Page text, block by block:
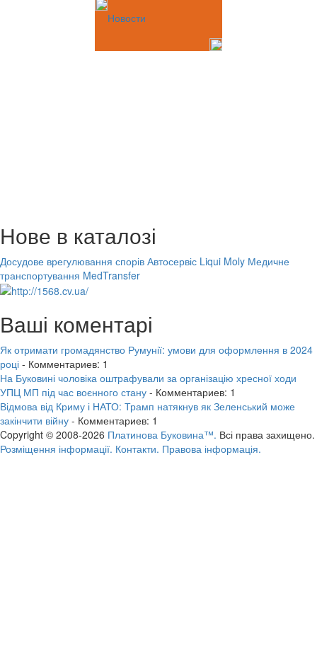
Новости
Нове в каталозі
Досудове врегулювання спорів Автосервіс Liqui Moly Медичне
транспортування MedTransfer
Ваші коментарі
Як отримати громадянство Румунії: умови для оформлення в 2024
році - Комментариев: 1
На Буковині чоловіка оштрафували за організацію хресної ходи
УПЦ МП під час воєнного стану - Комментариев: 1
Відмова від Криму і НАТО: Трамп натякнув як Зеленський може
закінчити війну - Комментариев: 1
Copyright © 2008-2026 Платинова Буковина™. Всі права захищено.
Розміщення інформації. Контакти. Правова інформація.